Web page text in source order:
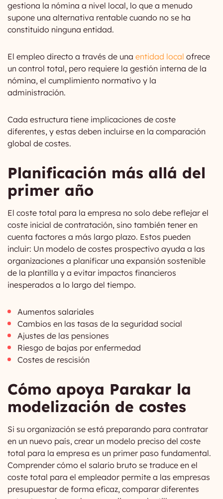
gestiona la nómina a nivel local, lo que a menudo
supone una alternativa rentable cuando no se ha
constituido ninguna entidad.
El empleo directo a través de una entidad local ofrece
un control total, pero requiere la gestión interna de la
nómina, el cumplimiento normativo y la
administración.
Cada estructura tiene implicaciones de coste
diferentes, y estas deben incluirse en la comparación
global de costes.
Planificación más allá del
primer año
El coste total para la empresa no solo debe reflejar el
coste inicial de contratación, sino también tener en
cuenta factores a más largo plazo. Estos pueden
incluir: Un modelo de costes prospectivo ayuda a las
organizaciones a planificar una expansión sostenible
de la plantilla y a evitar impactos financieros
inesperados a lo largo del tiempo.
Aumentos salariales
Cambios en las tasas de la seguridad social
Ajustes de las pensiones
Riesgo de bajas por enfermedad
Costes de rescisión
Cómo apoya Parakar la
modelización de costes
Si su organización se está preparando para contratar
en un nuevo país, crear un modelo preciso del coste
total para la empresa es un primer paso fundamental.
Comprender cómo el salario bruto se traduce en el
coste total para el empleador permite a las empresas
presupuestar de forma eficaz, comparar diferentes